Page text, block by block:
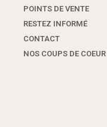
du
POINTS DE VENTE
RESTEZ INFORMÉ
CONTACT
NOS COUPS DE COEUR